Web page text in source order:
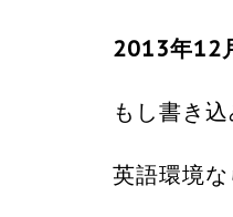
2013年12
もし書き
英語環境な